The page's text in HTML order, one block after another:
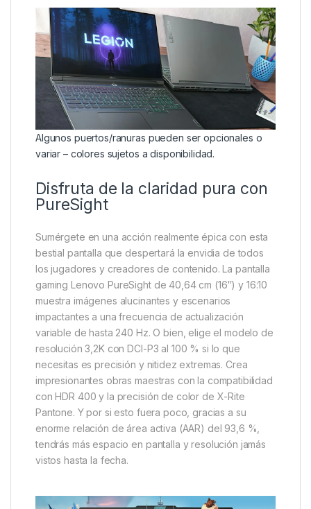
Algunos puertos/ranuras pueden ser opcionales o
variar – colores sujetos a disponibilidad.
Disfruta de la claridad pura con
PureSight
Sumérgete en una acción realmente épica con esta
bestial pantalla que despertará la envidia de todos
los jugadores y creadores de contenido. La pantalla
gaming Lenovo PureSight de 40,64 cm (16″) y 16:10
muestra imágenes alucinantes y escenarios
impactantes a una frecuencia de actualización
variable de hasta 240 Hz. O bien, elige el modelo de
resolución 3,2K con DCI-P3 al 100 % si lo que
necesitas es precisión y nitidez extremas. Crea
impresionantes obras maestras con la compatibilidad
con HDR 400 y la precisión de color de X-Rite
Pantone. Y por si esto fuera poco, gracias a su
enorme relación de área activa (AAR) del 93,6 %,
tendrás más espacio en pantalla y resolución jamás
vistos hasta la fecha.